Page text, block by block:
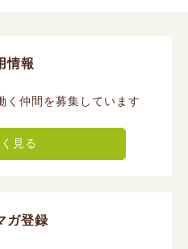
情報
く仲間を募集しています
見る
ガ登録